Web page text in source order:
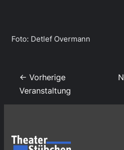
Foto: Detlef Overmann
← Vorherige
Veranstaltung